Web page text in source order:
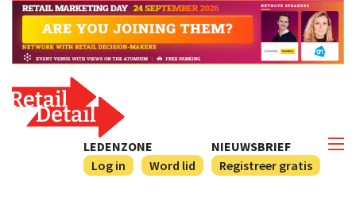
NIEUWSBRIEF
Registreer gratis
LEDENZONE
Log in
Word lid